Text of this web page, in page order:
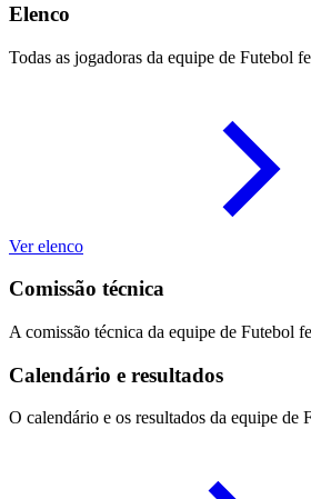
Elenco
Todas as jogadoras da equipe de Futebol
Ver elenco
Comissão técnica
A comissão técnica da equipe de Futebol
Calendário e resultados
O calendário e os resultados da equipe de